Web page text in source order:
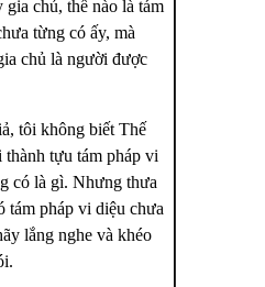
chủ, thế nào là tám
từng có ấy, mà
chủ là người được
tôi không biết Thế
tựu tám pháp vi
có là gì. Nhưng thưa
tám pháp vi diệu chưa
lắng nghe và khéo